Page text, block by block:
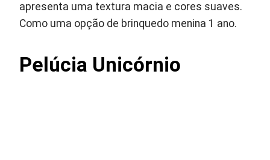
apresenta uma textura macia e cores suaves.
Como uma opção de brinquedo menina 1 ano.
Pelúcia Unicórnio